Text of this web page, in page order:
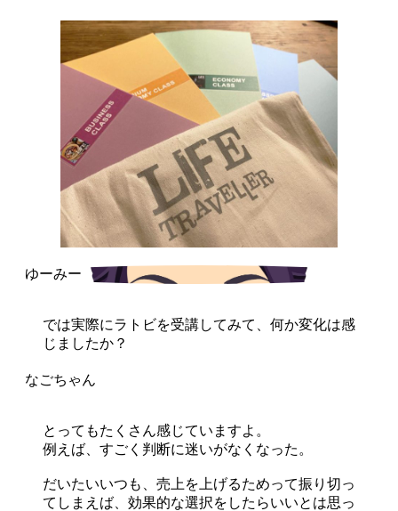
では実際にラトビを受講してみて、何か変化は感
じましたか？
とってもたくさん感じていますよ。
例えば、すごく判断に迷いがなくなった。
だいたいいつも、売上を上げるためって振り切っ
てしまえば、効果的な選択をしたらいいとは思っ